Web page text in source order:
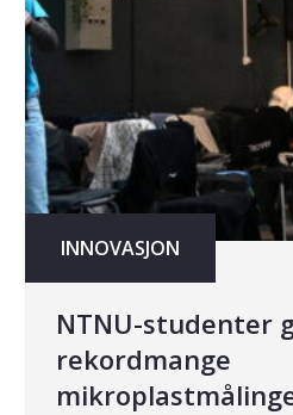
INNOVASJON
NTNU-studenter
rekordmange